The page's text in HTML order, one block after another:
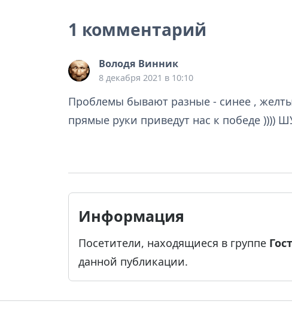
1 комментарий
Володя Винник
8 декабря 2021 в 10:10
Проблемы бывают разные - синее ,
прямые руки приведут нас к победе ))))
Информация
Посетители, находящиеся в группе
данной публикации.